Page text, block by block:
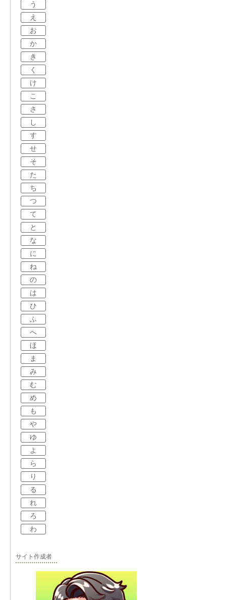
う
え
お
か
き
く
け
こ
さ
し
す
せ
そ
た
ち
つ
て
と
な
に
ね
の
は
ひ
ふ
へ
ほ
ま
み
む
め
も
や
ゆ
よ
ら
り
る
れ
ろ
わ
サイト作成者